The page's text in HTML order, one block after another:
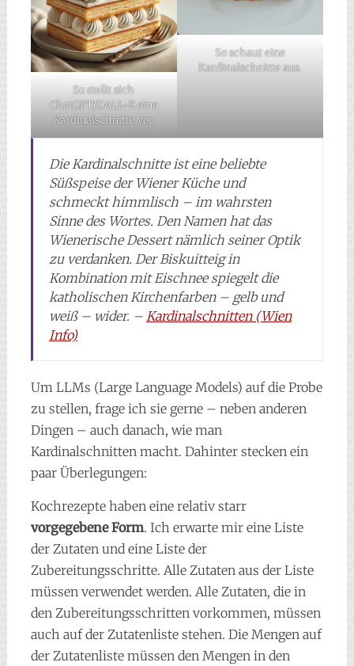
So stellt sich
ChatGPT/DALL-E eine
Kardinalschnitte vor.
So schaut eine
Kardinalschnitte aus.
Die Kardinalschnitte ist eine beliebte
Süßspeise der Wiener Küche und
schmeckt himmlisch – im wahrsten
Sinne des Wortes. Den Namen hat das
Wienerische Dessert nämlich seiner Optik
zu verdanken. Der Biskuitteig in
Kombination mit Eischnee spiegelt die
katholischen Kirchenfarben – gelb und
weiß – wider. – Kardinalschnitten (Wien
Info)
Um LLMs (Large Language Models) auf die Probe
zu stellen, frage ich sie gerne – neben anderen
Dingen – auch danach, wie man
Kardinalschnitten macht. Dahinter stecken ein
paar Überlegungen:
Kochrezepte haben eine relativ starr
vorgegebene Form. Ich erwarte mir eine Liste
der Zutaten und eine Liste der
Zubereitungsschritte. Alle Zutaten aus der Liste
müssen verwendet werden. Alle Zutaten, die in
den Zubereitungsschritten vorkommen, müssen
auch auf der Zutatenliste stehen. Die Mengen auf
der Zutatenliste müssen den Mengen in den